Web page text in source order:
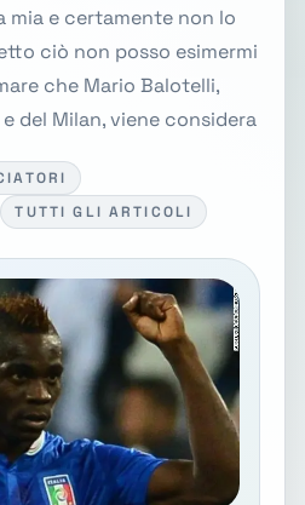
mia e certamente non lo
ciò non posso esimermi
che Mario Balotelli,
del Milan, viene considera
TUTTI GLI ARTICOLI